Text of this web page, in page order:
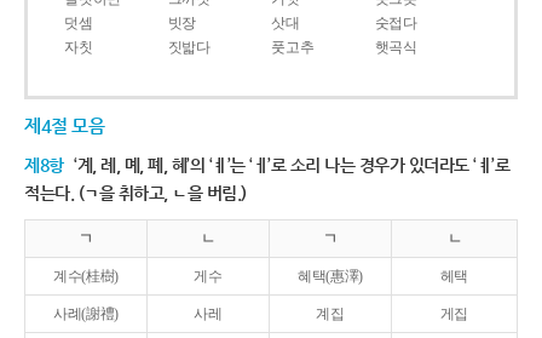
덧셈
빗장 삿대
숫접다
자칫
짓밟다 풋고추 햇곡식
제4절 모음
제8항 ‘계, 례, 몌, 폐, 혜’의 ‘ㅖ’는 ‘ㅔ’로 소리 나는 경우가 있더라도 ‘ㅖ’로
적는다. (ㄱ을 취하고, ㄴ을 버림.)
ㄱ ㄴ ㄱ ㄴ
계수(桂樹) 게수 혜택(惠澤) 헤택
사례(謝禮) 사레 계집 게집